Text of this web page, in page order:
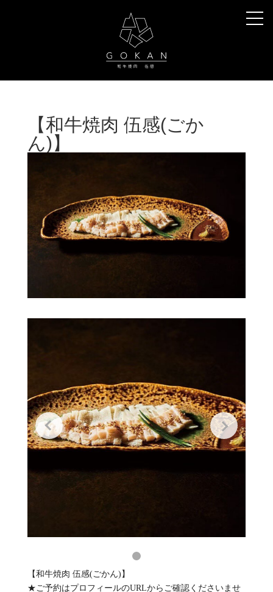
【和牛焼肉 伍感(ごか
ん)】
【和牛焼肉 伍感(ごかん)】
★ご予約はプロフィールのURLからご確認くださいませ